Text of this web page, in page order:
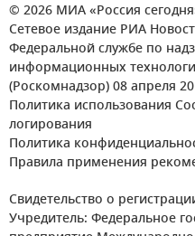
© 2026 МИА «Россия
Сетевое издание РИА
Федеральной службе по
информационных
(Роскомнадзор) 08 апреля
Политика использования
логирования
Политика
Правила применения
Свидетельство о
Учредитель: Федеральное